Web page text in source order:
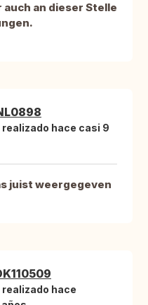
an dieser Stelle
hace casi 9
juist weergegeven
hace